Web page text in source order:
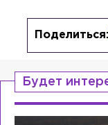
Поделиться:
Будет